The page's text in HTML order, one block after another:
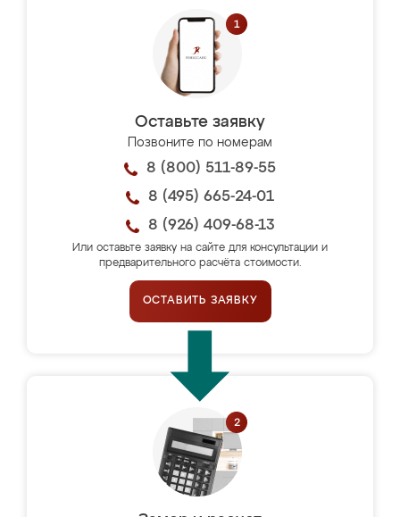
Оставьте заявку
Позвоните по номерам
8 (800) 511-89-55
8 (495) 665-24-01
8 (926) 409-68-13
Или оставьте заявку на сайте для консультации и
предварительного расчёта стоимости.
ОСТАВИТЬ ЗАЯВКУ